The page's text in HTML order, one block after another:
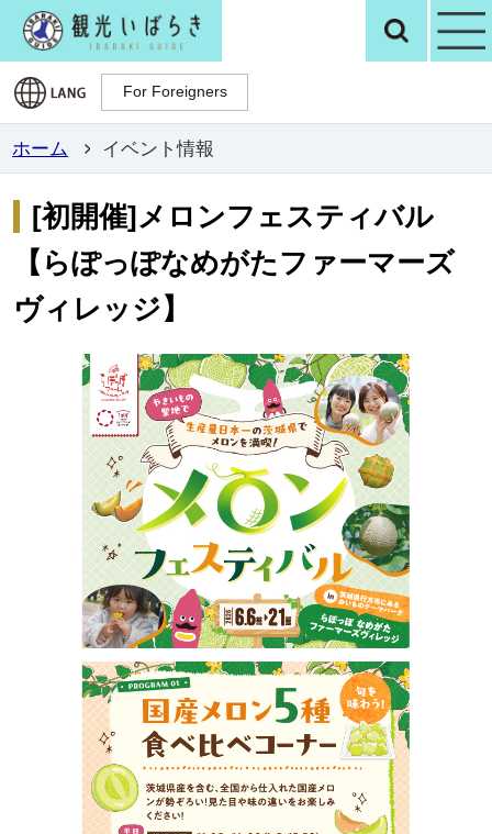
観光いばらき検
For Foreigners
For Foreigners
ホーム イベント情報
[初開催]メロンフェスティバル
【らぽっぽなめがたファーマーズ
ヴィレッジ】